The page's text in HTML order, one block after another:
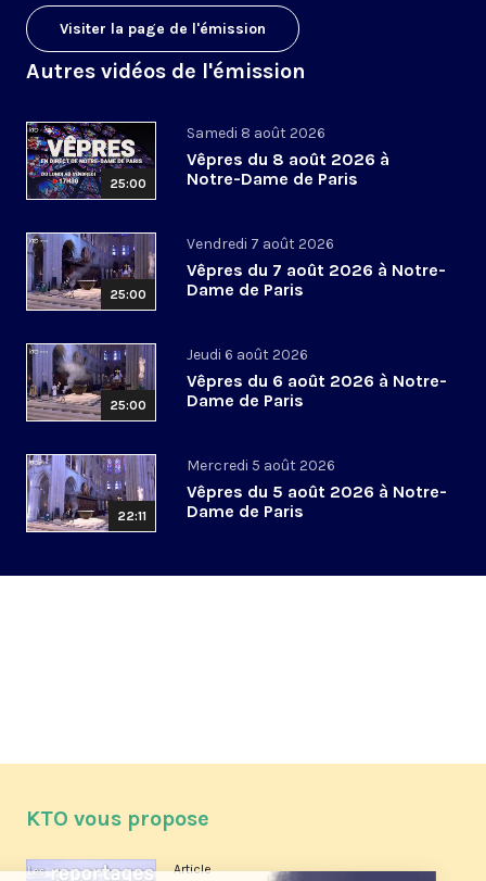
Visiter la page de l'émission
Autres vidéos de l'émission
25:00
Samedi 8 août 2026
Vêpres du 8 août 2026 à
Notre-Dame de Paris
25:00
Vendredi 7 août 2026
Vêpres du 7 août 2026 à Notre-
Dame de Paris
25:00
Jeudi 6 août 2026
Vêpres du 6 août 2026 à Notre-
Dame de Paris
22:11
Mercredi 5 août 2026
Vêpres du 5 août 2026 à Notre-
Dame de Paris
KTO vous propose
Article